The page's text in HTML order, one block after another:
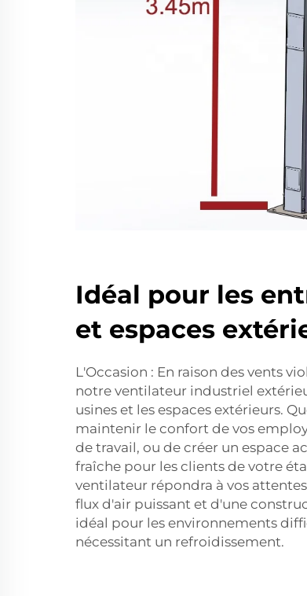
Idéal pour les
et espaces
L'Occasion : En raison des vents
notre ventilateur industriel
usines et les espaces extérieurs.
maintenir le confort de vos
de travail, ou de créer un espace
fraîche pour les clients de votre
ventilateur répondra à vos
flux d'air puissant et d'une
idéal pour les environnements
nécessitant un refroidissement.